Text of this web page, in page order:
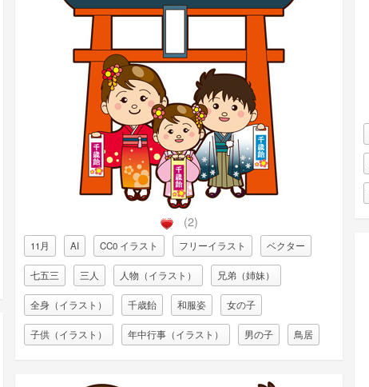
(2)
11月 AI CC0 イラスト フリーイラスト ベクター
七五三 三人 人物（イラスト） 兄弟（姉妹）
全身（イラスト） 千歳飴 和服姿 女の子
子供（イラスト） 年中行事（イラスト） 男の子 鳥居